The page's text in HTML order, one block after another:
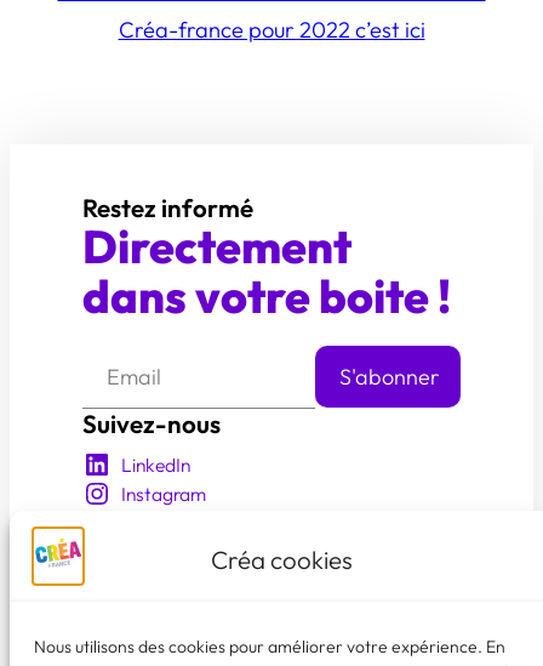
Créa cookies
Nous utilisons des cookies pour améliorer votre expérience. En
Créa-france pour 2022 c’est ici
Restez informé
Directement
dans votre boite !
Suivez-nous
LinkedIn
Instagram
En savoir plus